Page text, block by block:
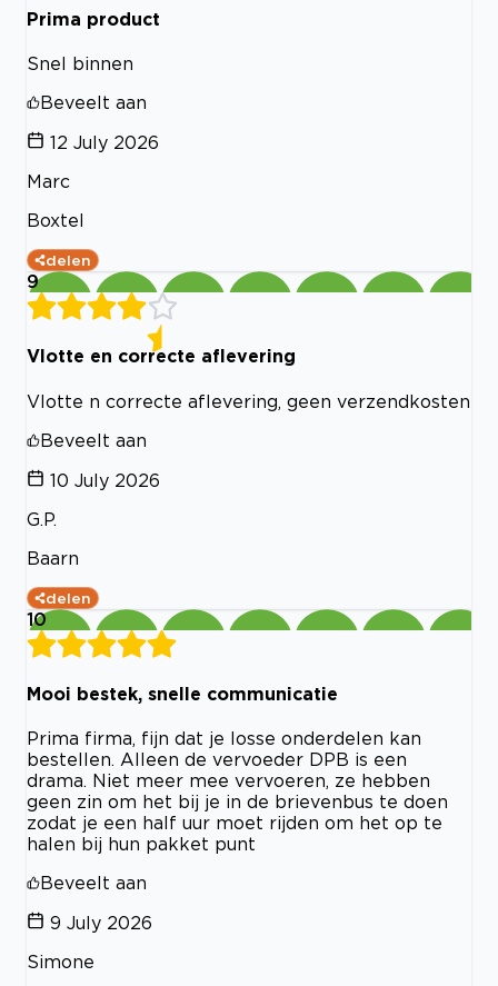
Prima product
Snel binnen
Beveelt aan
12 July 2026
Marc
Boxtel
delen
9
Vlotte en correcte aflevering
Vlotte n correcte aflevering, geen verzendkosten
Beveelt aan
10 July 2026
G.P.
Baarn
delen
10
Mooi bestek, snelle communicatie
Prima firma, fijn dat je losse onderdelen kan
bestellen. Alleen de vervoeder DPB is een
drama. Niet meer mee vervoeren, ze hebben
geen zin om het bij je in de brievenbus te doen
zodat je een half uur moet rijden om het op te
halen bij hun pakket punt
Beveelt aan
9 July 2026
Simone